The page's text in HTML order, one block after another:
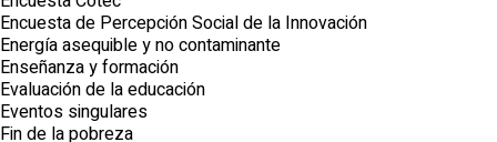
Encuesta de Percepción Social de la Innovación
Energía asequible y no contaminante
Enseñanza y formación
Evaluación de la educación
Eventos singulares
Fin de la pobreza